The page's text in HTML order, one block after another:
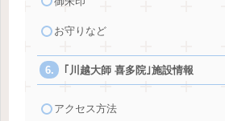
お守りなど
｢川越大師 喜多院｣施設情報
アクセス方法